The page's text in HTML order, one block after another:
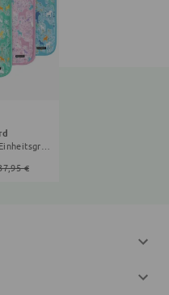
68x87 cm, Einheitsgröße
€